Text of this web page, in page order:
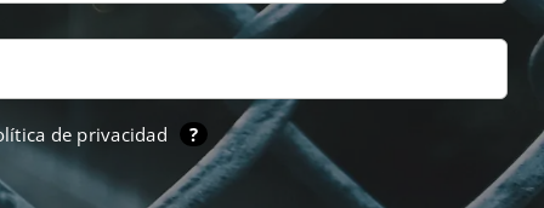
de privacidad ?